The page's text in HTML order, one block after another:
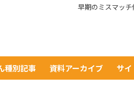
早期のミスマッ
種別記事 資料アーカイブ サ